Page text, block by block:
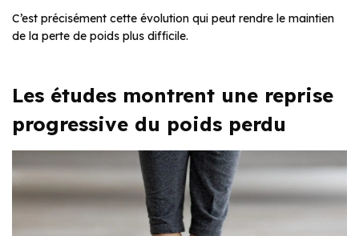
C’est précisément cette évolution qui peut rendre le maintien
de la perte de poids plus difficile.
Les études montrent une reprise
progressive du poids perdu